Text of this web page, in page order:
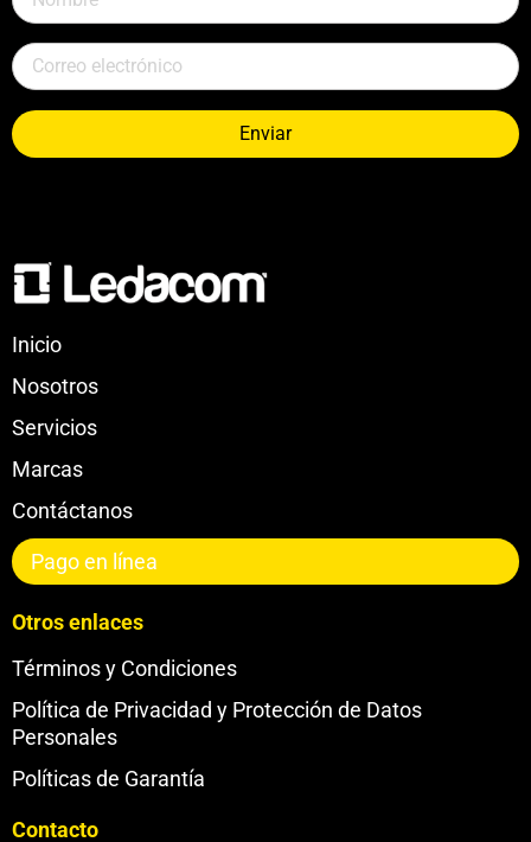
Enviar
Inicio
Nosotros
Servicios
Marcas
Contáctanos
Pago en línea
Otros enlaces
Términos y Condiciones
Política de Privacidad y Protección de Datos
Personales
Políticas de Garantía
Contacto